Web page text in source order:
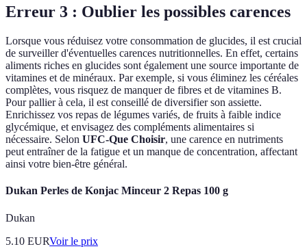
Erreur 3 : Oublier les possibles carences
Lorsque vous réduisez votre consommation de glucides, il est crucial
de surveiller d'éventuelles carences nutritionnelles. En effet, certains
aliments riches en glucides sont également une source importante de
vitamines et de minéraux. Par exemple, si vous éliminez les céréales
complètes, vous risquez de manquer de fibres et de vitamines B.
Pour pallier à cela, il est conseillé de diversifier son assiette.
Enrichissez vos repas de légumes variés, de fruits à faible indice
glycémique, et envisagez des compléments alimentaires si
nécessaire. Selon UFC-Que Choisir, une carence en nutriments
peut entraîner de la fatigue et un manque de concentration, affectant
ainsi votre bien-être général.
Dukan Perles de Konjac Minceur 2 Repas 100 g
Dukan
5.10 EURVoir le prix